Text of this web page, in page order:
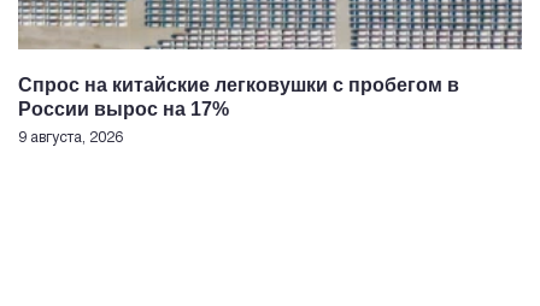
Спрос на китайские легковушки с пробегом в
России вырос на 17%
9 августа, 2026